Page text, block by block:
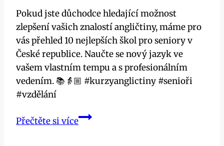
Pokud jste důchodce hledající možnost
zlepšení vašich znalostí angličtiny, máme pro
vás přehled 10 nejlepších škol pro seniory v
České republice. Naučte se nový jazyk ve
vašem vlastním tempu a s profesionálním
vedením. 📚👵🏼 #kurzyanglictiny #senioři
#vzdělání
Přečtěte si víceKurzy